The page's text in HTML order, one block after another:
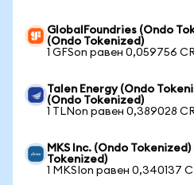
GlobalFoundries (Ondo
(Ondo Tokenized)
1 GFSon равен 0,059756
Talen Energy (Ondo
(Ondo Tokenized)
1 TLNon равен 0,389028
MKS Inc. (Ondo
Tokenized)
1 MKSIon равен 0,340137